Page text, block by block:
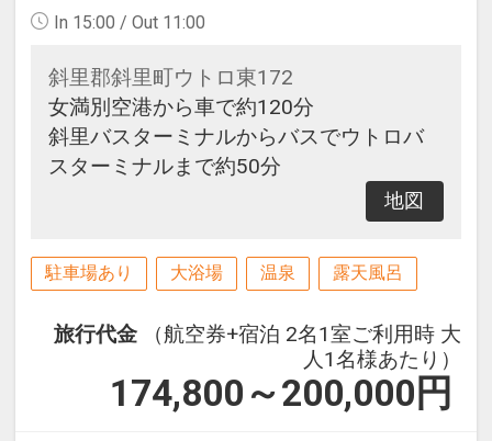
In 15:00 / Out 11:00
斜里郡斜里町ウトロ東172
女満別空港から車で約120分
斜里バスターミナルからバスでウトロバ
スターミナルまで約50分
地図
駐車場あり 大浴場 温泉 露天風呂
旅行代金
（航空券+宿泊 2名1室ご利用時 大
人1名様あたり）
174,800～200,000 円